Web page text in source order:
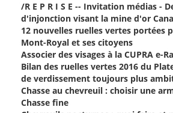
/R E P R I S E -- Invitation médias -
d'injonction visant la mine d'or
12 nouvelles ruelles vertes portées
Mont-Royal et ses citoyens
Associer des visages à la CUPRA e-
Bilan des ruelles vertes 2016 du
de verdissement toujours plus
Chasse au chevreuil : choisir une
Chasse fine